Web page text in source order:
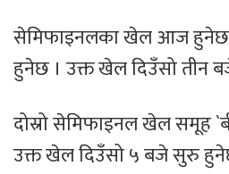
सेमिफाइनलका खेल आज हुनेछन्
हुनेछ । उक्त खेल दिउँसो तीन
दोस्रो सेमिफाइनल खेल समूह
उक्त खेल दिउँसो ५ बजे सुरु